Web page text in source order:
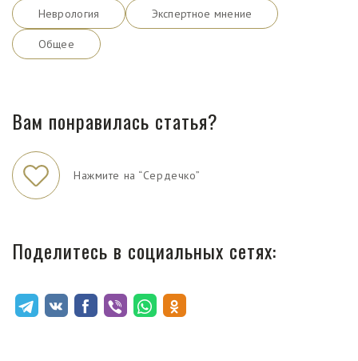
Неврология Экспертное мнение
Общее
Вам понравилась статья?
Нажмите на “Сердечко”
Поделитесь в социальных сетях: